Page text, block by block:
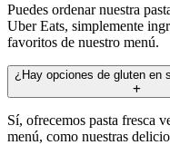
Puedes ordenar nuestra
Uber Eats, simplemente
favoritos de nuestro menú.
¿Hay opciones de gluten en
Sí, ofrecemos pasta fresca
menú, como nuestras